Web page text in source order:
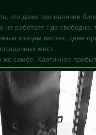
что даже при наличии
не работает. Где
концам вагона, даже
мест.
самое. Хаотичное